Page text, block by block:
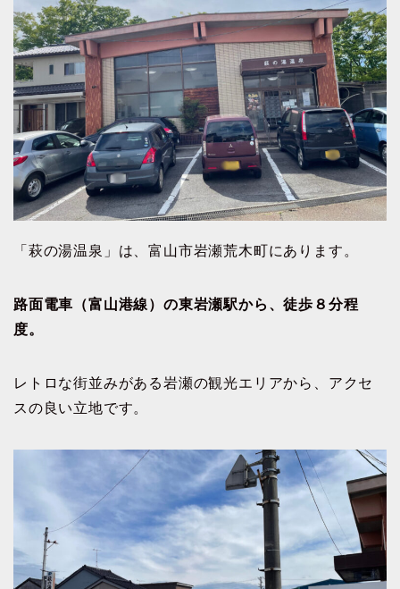
「萩の湯温泉」は、富山市岩瀬荒木町にあります。
路面電車（富山港線）の東岩瀬駅から、徒歩８分程
度。
レトロな街並みがある岩瀬の観光エリアから、アクセ
スの良い立地です。